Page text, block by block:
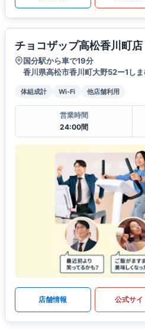
チョコザップ高松香川町店
国分駅から車で19分
香川県高松市香川町大野52ー1しま
体組成計 Wi-Fi 他店舗利用
営業時間
24:00間
店舗情報 公式サイ